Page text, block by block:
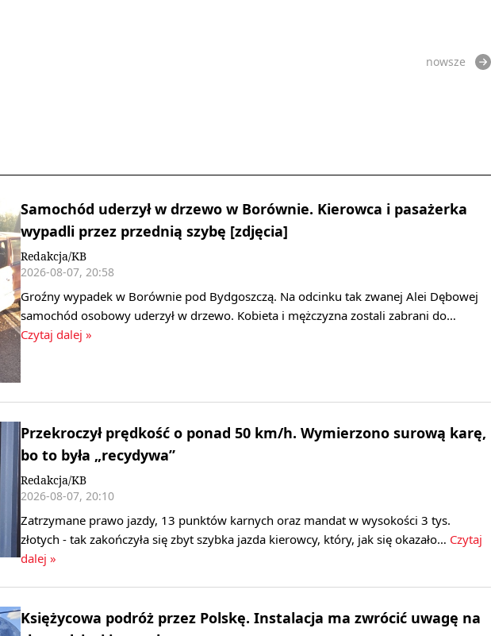
nowsze
Samochód uderzył w drzewo w Borównie. Kierowca i pasażerka
wypadli przez przednią szybę [zdjęcia]
Redakcja/KB
2026-08-07, 20:58
Groźny wypadek w Borównie pod Bydgoszczą. Na odcinku tak zwanej Alei Dębowej
samochód osobowy uderzył w drzewo. Kobieta i mężczyzna zostali zabrani do…
Czytaj dalej »
Przekroczył prędkość o ponad 50 km/h. Wymierzono surową karę,
bo to była „recydywa”
Redakcja/KB
2026-08-07, 20:10
Zatrzymane prawo jazdy, 13 punktów karnych oraz mandat w wysokości 3 tys.
złotych - tak zakończyła się zbyt szybka jazda kierowcy, który, jak się okazało… Czytaj
dalej »
Księżycowa podróż przez Polskę. Instalacja ma zwrócić uwagę na